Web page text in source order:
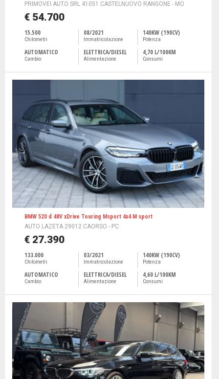
PRIMOVEI AUTO SRL 41051 CASTELNUOVO RANGONE - MO
€ 54.700
15.500
Chilometri
08/2021
Immatricolazione
140KW (190CV)
Potenza
AUTOMATICO
Cambio
ELETTRICA/DIESEL
Alimentazione
4,70 L/100KM
Consumi
BMW 520 d 48V xDrive Touring Msport 4x4 M sport
AUTO LAZETA 29012 CAORSO - PC
€ 27.390
133.000
Chilometri
03/2021
Immatricolazione
140KW (190CV)
Potenza
AUTOMATICO
Cambio
ELETTRICA/DIESEL
Alimentazione
4,60 L/100KM
Consumi